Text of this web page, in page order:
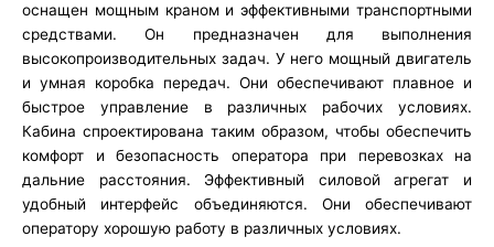
оснащен мощным краном и эффективными транспортными
средствами. Он предназначен для выполнения
высокопроизводительных задач. У него мощный двигатель
и умная коробка передач. Они обеспечивают плавное и
быстрое управление в различных рабочих условиях.
Кабина спроектирована таким образом, чтобы обеспечить
комфорт и безопасность оператора при перевозках на
дальние расстояния. Эффективный силовой агрегат и
удобный интерфейс объединяются. Они обеспечивают
оператору хорошую работу в различных условиях.